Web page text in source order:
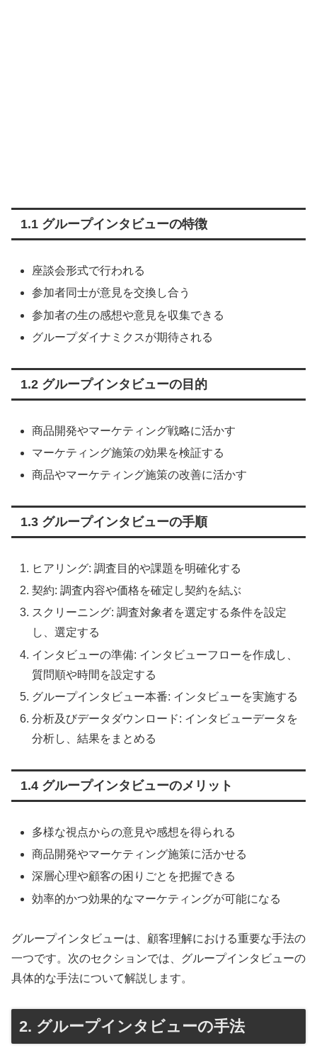
1.1 グループインタビューの特徴
座談会形式で行われる
参加者同士が意見を交換し合う
参加者の生の感想や意見を収集できる
グループダイナミクスが期待される
1.2 グループインタビューの目的
商品開発やマーケティング戦略に活かす
マーケティング施策の効果を検証する
商品やマーケティング施策の改善に活かす
1.3 グループインタビューの手順
ヒアリング: 調査目的や課題を明確化する
契約: 調査内容や価格を確定し契約を結ぶ
スクリーニング: 調査対象者を選定する条件を設定
し、選定する
インタビューの準備: インタビューフローを作成し、
質問順や時間を設定する
グループインタビュー本番: インタビューを実施する
分析及びデータダウンロード: インタビューデータを
分析し、結果をまとめる
1.4 グループインタビューのメリット
多様な視点からの意見や感想を得られる
商品開発やマーケティング施策に活かせる
深層心理や顧客の困りごとを把握できる
効率的かつ効果的なマーケティングが可能になる
グループインタビューは、顧客理解における重要な手法の
一つです。次のセクションでは、グループインタビューの
具体的な手法について解説します。
2. グループインタビューの手法